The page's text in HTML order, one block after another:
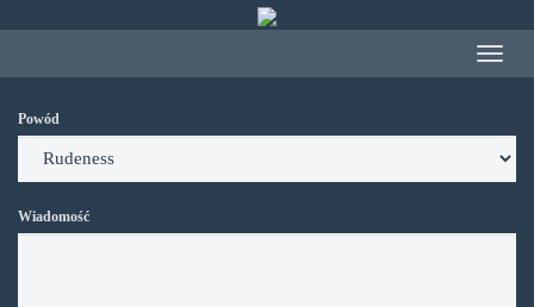
treści
Toggle
Powód
Wiadomość